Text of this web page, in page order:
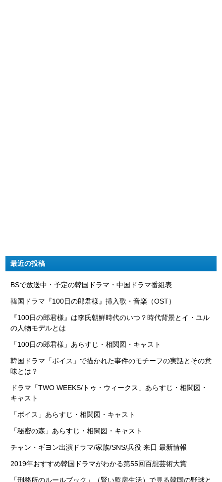
最近の投稿
BSで放送中・予定の韓国ドラマ・中国ドラマ番組表
韓国ドラマ『100日の郎君様』挿入歌・音楽（OST）
『100日の郎君様』は李氏朝鮮時代のいつ？時代背景とイ・ユル
の人物モデルとは
「100日の郎君様」あらすじ・相関図・キャスト
韓国ドラマ「ボイス」で描かれた事件のモチーフの実話とその意
味とは？
ドラマ「TWO WEEKS/トゥ・ウィークス」あらすじ・相関図・
キャスト
「ボイス」あらすじ・相関図・キャスト
「秘密の森」あらすじ・相関図・キャスト
チャン・ギヨン出演ドラマ/家族/SNS/兵役 来日 最新情報
2019年おすすめ韓国ドラマがわかる第55回百想芸術大賞
「刑務所のルールブック」（賢い監房生活）で見る韓国の野球と